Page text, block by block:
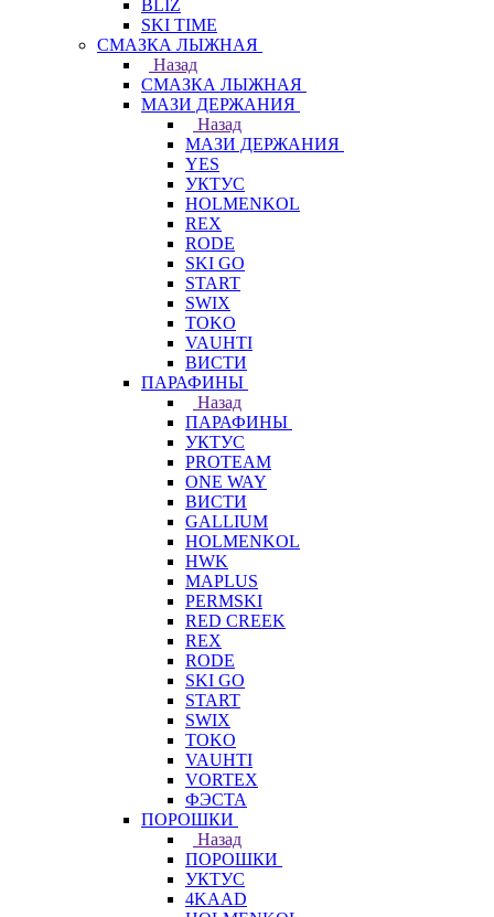
BLIZ
SKI TIME
СМАЗКА ЛЫЖНАЯ
Назад
СМАЗКА ЛЫЖНАЯ
МАЗИ ДЕРЖАНИЯ
Назад
МАЗИ ДЕРЖАНИЯ
YES
УКТУС
HOLMENKOL
REX
RODE
SKI GO
START
SWIX
TOKO
VAUHTI
ВИСТИ
ПАРАФИНЫ
Назад
ПАРАФИНЫ
УКТУС
PROTEAM
ONE WAY
ВИСТИ
GALLIUM
HOLMENKOL
HWK
MAPLUS
PERMSKI
RED CREEK
REX
RODE
SKI GO
START
SWIX
TOKO
VAUHTI
VORTEX
ФЭСТА
ПОРОШКИ
Назад
ПОРОШКИ
УКТУС
4KAAD